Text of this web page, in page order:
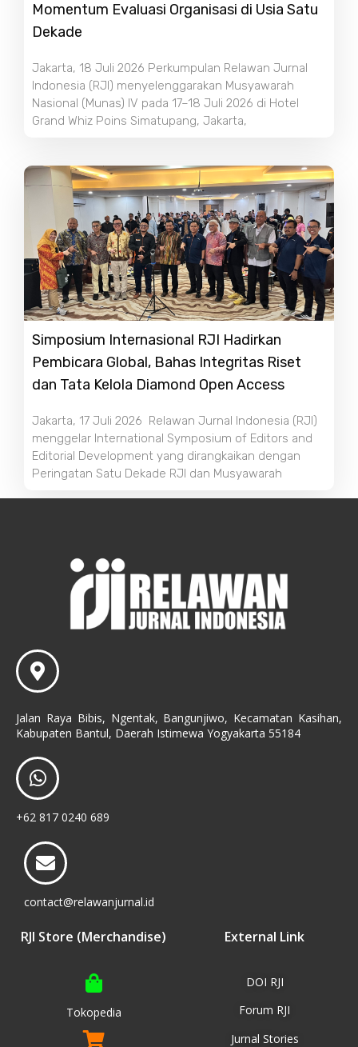
Momentum Evaluasi Organisasi di Usia Satu
Dekade
Jakarta, 18 Juli 2026 Perkumpulan Relawan Jurnal
Indonesia (RJI) menyelenggarakan Musyawarah
Nasional (Munas) IV pada 17–18 Juli 2026 di Hotel
Grand Whiz Poins Simatupang, Jakarta,
Simposium Internasional RJI Hadirkan
Pembicara Global, Bahas Integritas Riset
dan Tata Kelola Diamond Open Access
Jakarta, 17 Juli 2026 Relawan Jurnal Indonesia (RJI)
menggelar International Symposium of Editors and
Editorial Development yang dirangkaikan dengan
Peringatan Satu Dekade RJI dan Musyawarah
Jalan Raya Bibis, Ngentak, Bangunjiwo, Kecamatan Kasihan,
Kabupaten Bantul, Daerah Istimewa Yogyakarta 55184
+62 817 0240 689
contact@relawanjurnal.id
RJI Store (Merchandise)
Tokopedia
External Link
DOI RJI
Forum RJI
Jurnal Stories